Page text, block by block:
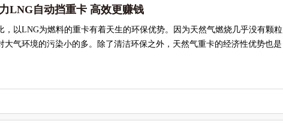
LNG自动挡重卡 高效更赚钱
，以LNG为燃料的重卡有着天生的环保优势。因为天然气燃烧几乎没有颗粒
大气环境的污染小的多。除了清洁环保之外，天然气重卡的经济性优势也是